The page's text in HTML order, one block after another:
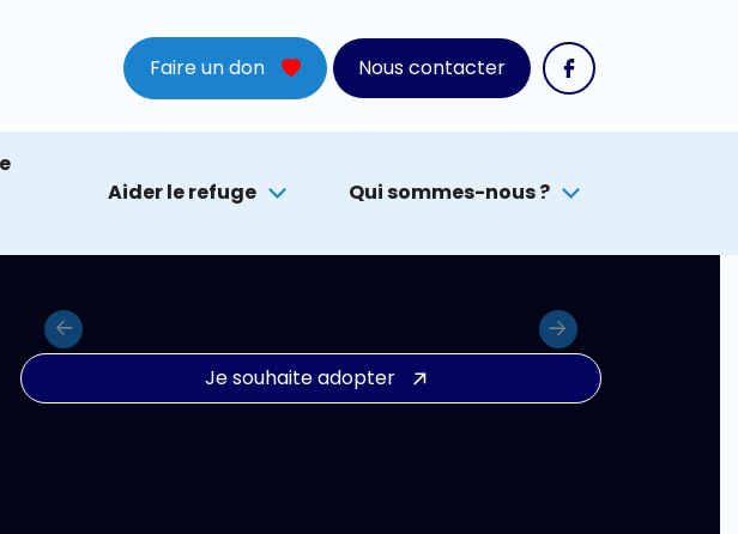
Faire un don
Nous contacter
Aider le refuge Qui sommes-nous ?
Previous
Next
Je souhaite adopter